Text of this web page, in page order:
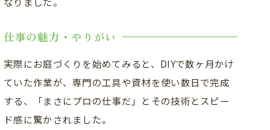
仕事の魅力・やりがい
実際にお庭づくりを始めてみると、DIYで数ヶ月かけ
ていた作業が、専門の工具や資材を使い数日で完成
する、「まさにプロの仕事だ」とその技術とスピー
ド感に驚かされました。